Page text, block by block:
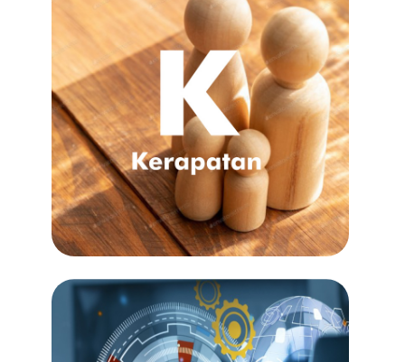
Kecemerlangan dalam semua yang kami
lakukan, memupuk budaya kreativiti dan
inovasi melalui kuasa kerjasama